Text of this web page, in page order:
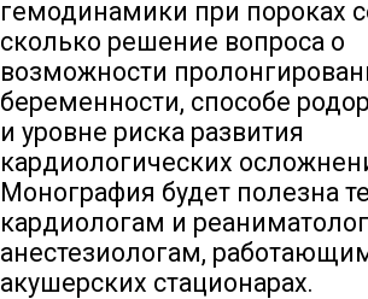
гемодинамики при пороках
сколько решение вопроса о
возможности
беременности, способе
и уровне риска развития
кардиологических
Монография будет полезна
кардиологам и
анестезиологам,
акушерских стационарах.